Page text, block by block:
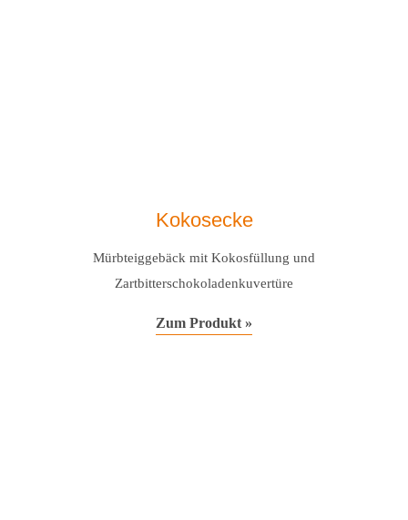
Kokosecke
Mürbteiggebäck mit Kokosfüllung und
Zartbitterschokoladenkuvertüre
Zum Produkt »